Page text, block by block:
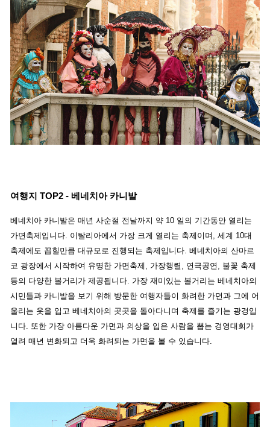
여행지 TOP2 - 베네치아 카니발
베네치아 카니발은 매년 사순절 전날까지 약 10 일의 기간동안 열리는
가면축제입니다. 이탈리아에서 가장 크게 열리는 축제이며, 세계 10대
축제에도 꼽힐만큼 대규모로 진행되는 축제입니다. 베네치아의 산마르
코 광장에서 시작하여 유명한 가면축제, 가장행렬, 연극공연, 불꽃 축제
등의 다양한 볼거리가 제공됩니다. 가장 재미있는 볼거리는 베네치아의
시민들과 카니발을 보기 위해 방문한 여행자들이 화려한 가면과 그에 어
울리는 옷을 입고 베네치아의 곳곳을 돌아다니며 축제를 즐기는 광경입
니다. 또한 가장 아름다운 가면과 의상을 입은 사람을 뽑는 경영대회가
열려 매년 변화되고 더욱 화려되는 가면을 볼 수 있습니다.